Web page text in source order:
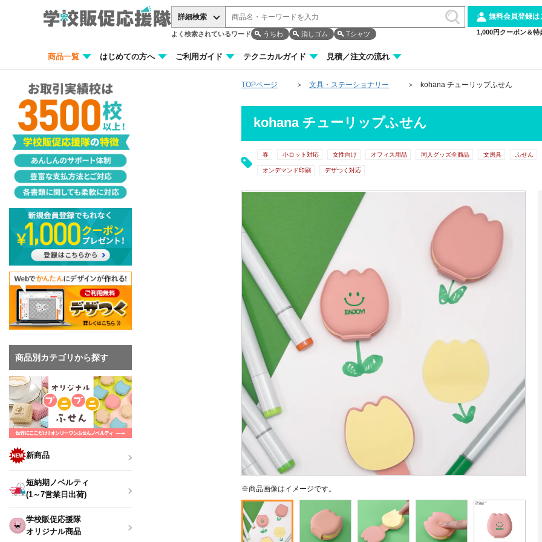
詳細検索
よく検索されているワード うちわ 消しゴム Tシャツ
無料会員登録は
1,000円クーポン＆特
商品一覧 はじめての方へ ご利用ガイド テクニカルガイド 見積／注文の流れ
TOPページ 文具・ステーショナリー kohana チューリップふせん
kohana チューリップふせん
春 小ロット対応 女性向け オフィス用品 同人グッズ全商品 文房具 ふせん
オンデマンド印刷 デザつく対応
※商品画像はイメージです。
商品別カテゴリから探す
新商品
短納期ノベルティ
(1～7営業日出荷)
学校販促応援隊
オリジナル商品